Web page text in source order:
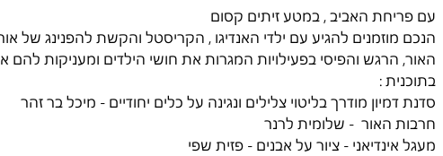
עם פריחת האביב , במטע זיתים קסום
הנכם מוזמנים להגיע עם ילדי האנדיגו , הקריסטל והקשת להפנינג של
האור, הרגש והפיסי בפעילויות המגרות את חושי הילדים ומעניקות להם
בתוכנית :
סדנת דמיון מודרך בליטוי צלילים ונגינה על כלים יחודיים - מיכל בר זהר
חרבות האור  - שלומית לרנר
מעגל אינדיאני - ציור על אבנים - פזית שפי